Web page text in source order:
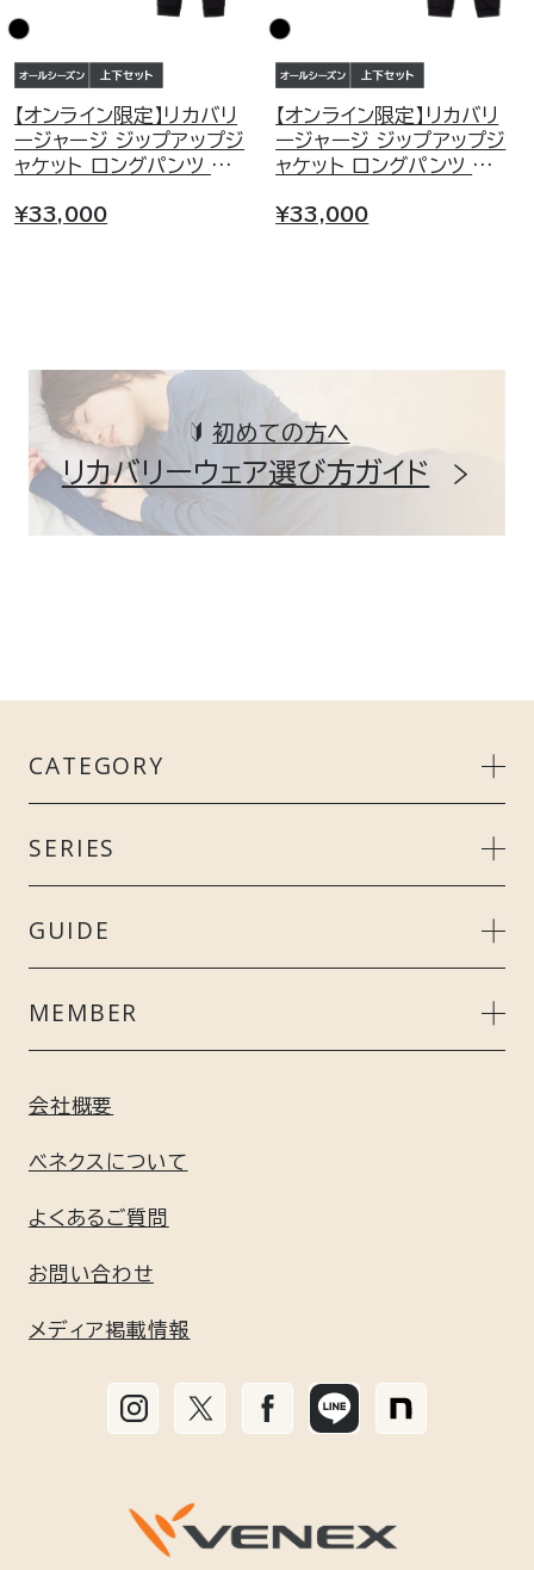
【オンライン限定】リカバリ
ージャージ ジップアップジ
ャケット ロングパンツ 上
¥33,000
【オンライン限定】リカバリ
ージャージ ジップアップジ
ャケット ロングパンツ 上
¥33,000
初めての方へ
リカバリーウェア選び方ガイド
CATEGORY
MEN’S
ACCESSORY
GEL / BATH
SERIES
リカバリークール＋
リフレッシュ
リチャージ＋
リカバリーパジャマ
リカバリージャージ
GUIDE
ご利用ガイド
ギフト包装について
利用規約
お手入れ方法と無料修理サービス
MEMBER
新規会員登録はこちら
会社概要
ベネクスについて
よくあるご質問
お問い合わせ
メディア掲載情報